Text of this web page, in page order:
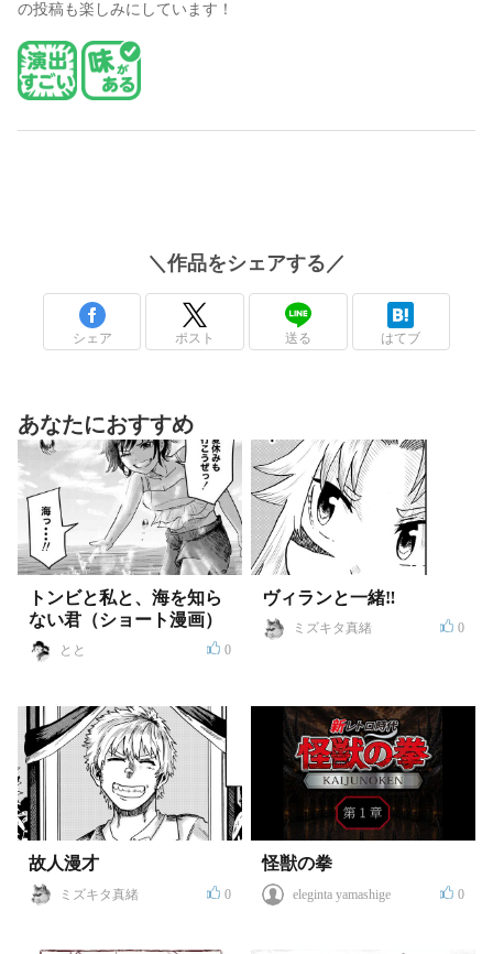
の投稿も楽しみにしています！
＼作品をシェアする／
シェア ポスト 送る はてブ
あなたにおすすめ
トンビと私と、海を知ら
ない君（ショート漫画）
とと 0
ヴィランと一緒‼
ミズキタ真緒 0
故人漫才
ミズキタ真緒 0
怪獣の拳
eleginta yamashige 0